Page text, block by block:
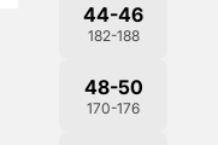
44-46
182-188
48-50
170-176